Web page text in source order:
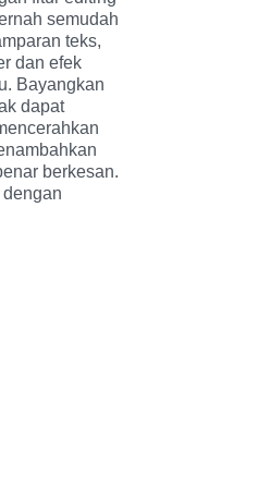
semudah
teks,
dan efek
Bayangkan
dapat
berkesan.